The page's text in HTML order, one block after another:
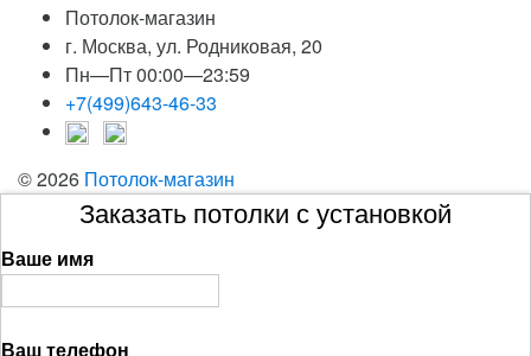
Потолок-магазин
г. Москва, ул. Родниковая, 20
Пн—Пт 00:00—23:59
+7(499)643-46-33
© 2026 Потолок-магазин
Заказать потолки с установкой
Ваше имя
Ваш телефон